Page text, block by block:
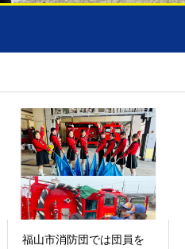
福山市消防団では団員を